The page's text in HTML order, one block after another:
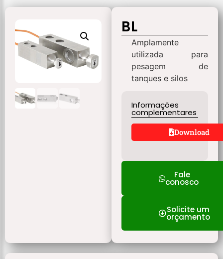
BL
Amplamente
utilizada para
pesagem de
tanques e silos
Informações
complementares
Download
Fale
conosco
Solicite um
orçamento